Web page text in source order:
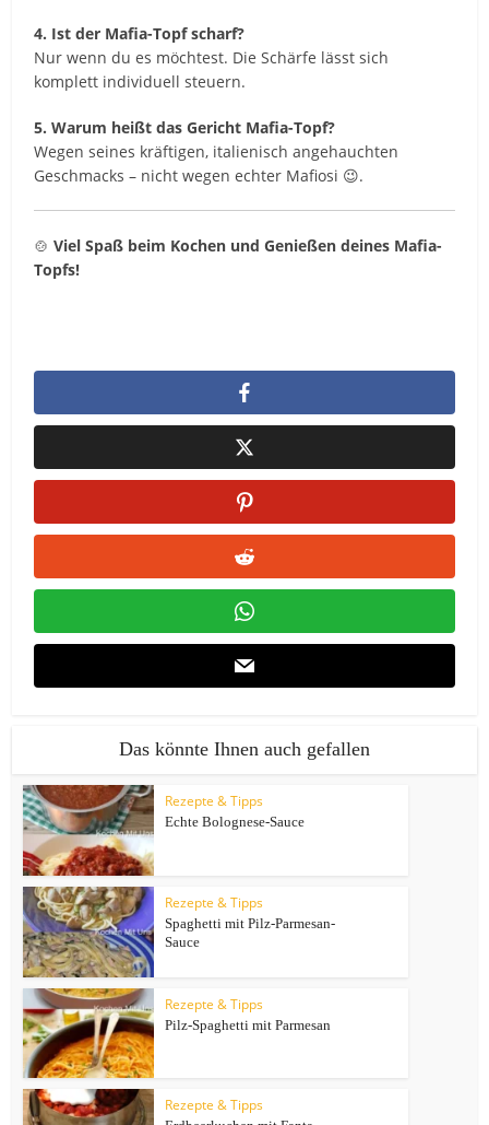
4. Ist der Mafia-Topf scharf?
Nur wenn du es möchtest. Die Schärfe lässt sich
komplett individuell steuern.
5. Warum heißt das Gericht Mafia-Topf?
Wegen seines kräftigen, italienisch angehauchten
Geschmacks – nicht wegen echter Mafiosi 😉.
🍲Viel Spaß beim Kochen und Genießen deines Mafia-
Topfs!
Das könnte Ihnen auch gefallen
Rezepte & Tipps
Echte Bolognese-Sauce
Rezepte & Tipps
Spaghetti mit Pilz-Parmesan-
Sauce
Rezepte & Tipps
Pilz-Spaghetti mit Parmesan
Rezepte & Tipps